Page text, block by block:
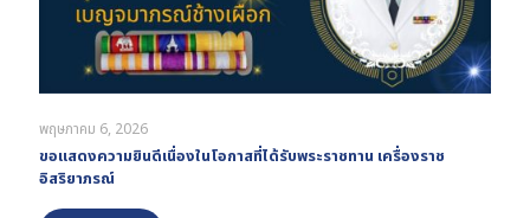
พฤษภาคม 6, 2026
ขอแสดงความยินดีเนื่องในโอกาสที่ได้รับพระราชทาน เครื่องราช
อิสริยาภรณ์